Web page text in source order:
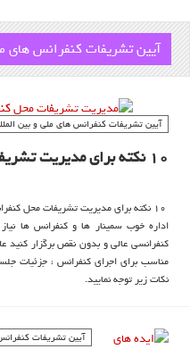
آیین تشریفات کنفرانس های
آیین تشریفات کنفرانس های ملی و بین
10 نکته برای مدیریت تشریفات محل کنفرانس
اداره خوب سمینار ها و کنفرانس ها
کنفرانسی عالی و بدون نقص برگزار کنید
مناسب برای اجرای کنفرانس ، جزئیات
نکات زیر توجه نمایید.
آیین تشریفات